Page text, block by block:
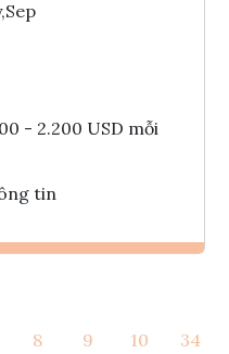
- 2.200 USD mỗi
tin
Tham vấn Interlink
8 9 10 34